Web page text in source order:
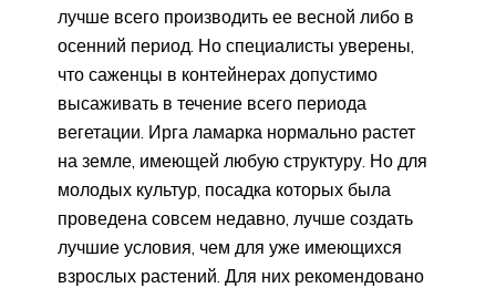
лучше всего производить ее весной либо в
осенний период. Но специалисты уверены,
что саженцы в контейнерах допустимо
высаживать в течение всего периода
вегетации. Ирга ламарка нормально растет
на земле, имеющей любую структуру. Но для
молодых культур, посадка которых была
проведена совсем недавно, лучше создать
лучшие условия, чем для уже имеющихся
взрослых растений. Для них рекомендовано